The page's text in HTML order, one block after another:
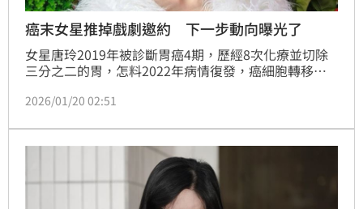
癌末女星推掉戲劇邀約 下一步動向曝光了
女星唐玲2019年被診斷胃癌4期，歷經8次化療並切除
三分之二的胃，怎料2022年病情復發，癌細胞轉移至
糖尿病前期，不過樂觀面對病情的唐玲，今（20日）分
2026/01/20 02:51